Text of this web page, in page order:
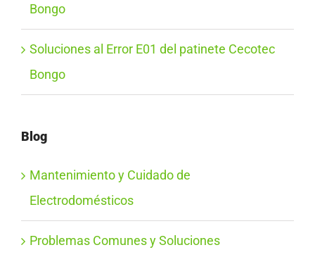
Bongo
Soluciones al Error E01 del patinete Cecotec
Bongo
Blog
Mantenimiento y Cuidado de
Electrodomésticos
Problemas Comunes y Soluciones